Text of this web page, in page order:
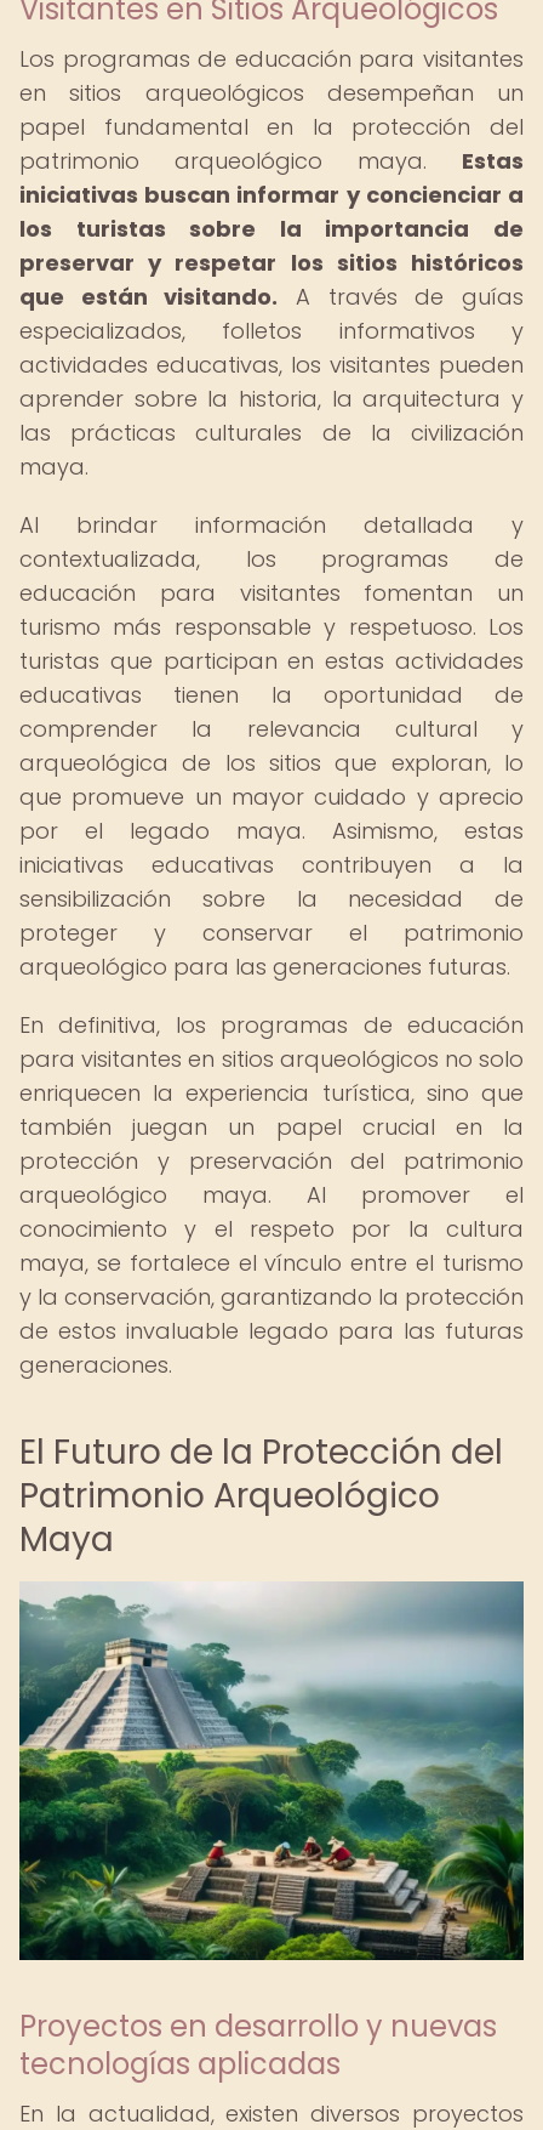
Visitantes en Sitios Arqueológicos
Los programas de educación para visitantes
en sitios arqueológicos desempeñan un
papel fundamental en la protección del
patrimonio arqueológico maya. Estas
iniciativas buscan informar y concienciar a
los turistas sobre la importancia de
preservar y respetar los sitios históricos
que están visitando. A través de guías
especializados, folletos informativos y
actividades educativas, los visitantes pueden
aprender sobre la historia, la arquitectura y
las prácticas culturales de la civilización
maya.
Al brindar información detallada y
contextualizada, los programas de
educación para visitantes fomentan un
turismo más responsable y respetuoso. Los
turistas que participan en estas actividades
educativas tienen la oportunidad de
comprender la relevancia cultural y
arqueológica de los sitios que exploran, lo
que promueve un mayor cuidado y aprecio
por el legado maya. Asimismo, estas
iniciativas educativas contribuyen a la
sensibilización sobre la necesidad de
proteger y conservar el patrimonio
arqueológico para las generaciones futuras.
En definitiva, los programas de educación
para visitantes en sitios arqueológicos no solo
enriquecen la experiencia turística, sino que
también juegan un papel crucial en la
protección y preservación del patrimonio
arqueológico maya. Al promover el
conocimiento y el respeto por la cultura
maya, se fortalece el vínculo entre el turismo
y la conservación, garantizando la protección
de estos invaluable legado para las futuras
generaciones.
El Futuro de la Protección del
Patrimonio Arqueológico
Maya
Proyectos en desarrollo y nuevas
tecnologías aplicadas
En la actualidad, existen diversos proyectos